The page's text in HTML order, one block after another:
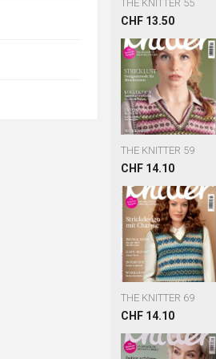
THE KNITTER 55
CHF 13.50
THE KNITTER 59
CHF 14.10
THE KNITTER 69
CHF 14.10